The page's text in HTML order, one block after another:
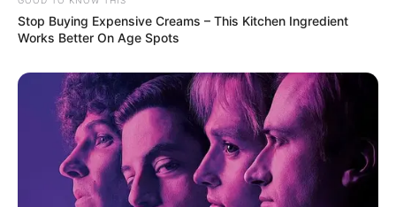
Stop Buying Expensive Creams – This Kitchen Ingredient
Works Better On Age Spots